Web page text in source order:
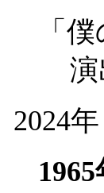
「
演
2024年